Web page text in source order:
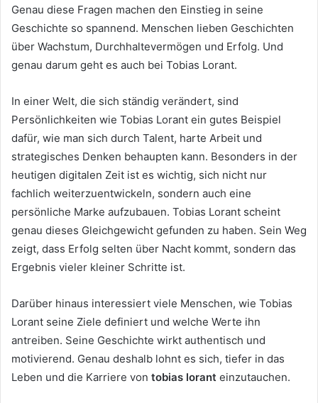
Genau diese Fragen machen den Einstieg in seine
Geschichte so spannend. Menschen lieben Geschichten
über Wachstum, Durchhaltevermögen und Erfolg. Und
genau darum geht es auch bei Tobias Lorant.
In einer Welt, die sich ständig verändert, sind
Persönlichkeiten wie Tobias Lorant ein gutes Beispiel
dafür, wie man sich durch Talent, harte Arbeit und
strategisches Denken behaupten kann. Besonders in der
heutigen digitalen Zeit ist es wichtig, sich nicht nur
fachlich weiterzuentwickeln, sondern auch eine
persönliche Marke aufzubauen. Tobias Lorant scheint
genau dieses Gleichgewicht gefunden zu haben. Sein Weg
zeigt, dass Erfolg selten über Nacht kommt, sondern das
Ergebnis vieler kleiner Schritte ist.
Darüber hinaus interessiert viele Menschen, wie Tobias
Lorant seine Ziele definiert und welche Werte ihn
antreiben. Seine Geschichte wirkt authentisch und
motivierend. Genau deshalb lohnt es sich, tiefer in das
Leben und die Karriere von tobias lorant einzutauchen.